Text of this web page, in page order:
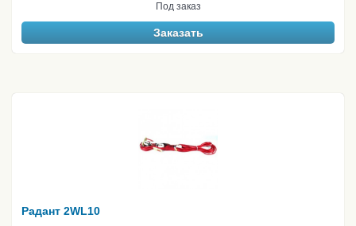
Под заказ
Заказать
Радант 2WL10